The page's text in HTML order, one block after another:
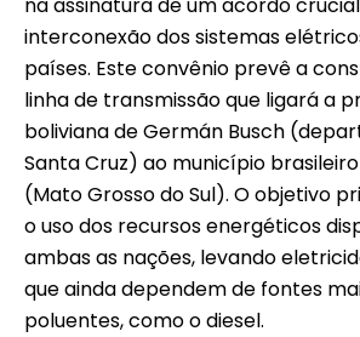
na assinatura de um acordo
interconexão dos sistemas
países. Este convênio prevê a
linha de transmissão que ligará a
boliviana de Germán Busch
Santa Cruz) ao município
(Mato Grosso do Sul). O objetivo
o uso dos recursos energéticos
ambas as nações, levando
que ainda dependem de fontes
poluentes, como o diesel.